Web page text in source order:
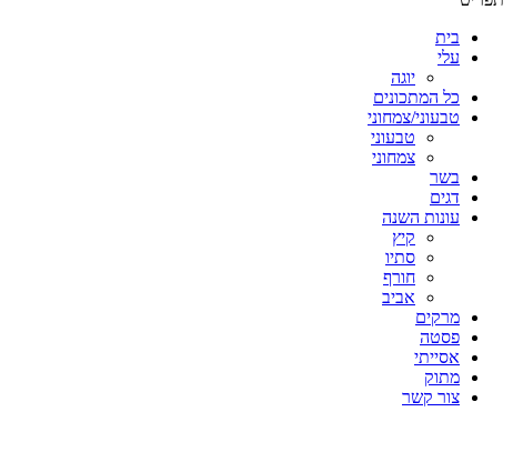
בית
עלי
יוגה
כל המתכונים
טבעוני/צמחוני
טבעוני
צמחוני
בשר
דגים
עונות השנה
קיץ
סתיו
חורף
אביב
מרקים
פסטה
אסייתי
מתוק
צור קשר